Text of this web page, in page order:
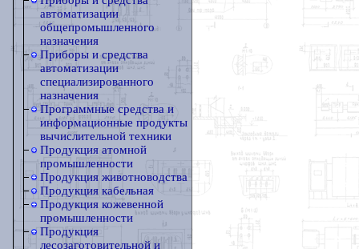
автоматизации
общепромышленного
назначения
Приборы и средства
автоматизации
специализированного
назначения
Программные средства и
информационные продукты
вычислительной техники
Продукция атомной
промышленности
Продукция животноводства
Продукция кабельная
Продукция кожевенной
промышленности
Продукция
лесозаготовительной и